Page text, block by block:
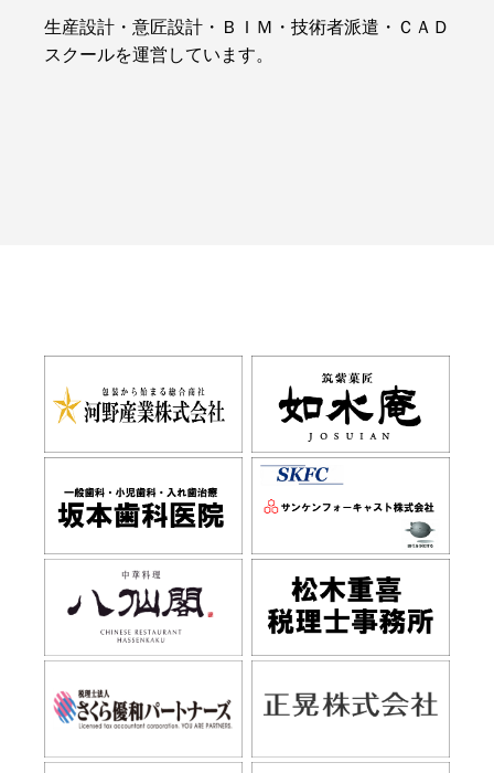
生産設計・意匠設計・ＢＩＭ・技術者派遣・ＣＡＤ
スクールを運営しています。